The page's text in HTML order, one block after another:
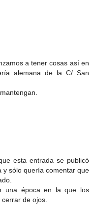
a tener cosas así en
alemana de la C/ San
esta entrada se publicó
y sólo quería comentar que
una época en la que los
de ojos.